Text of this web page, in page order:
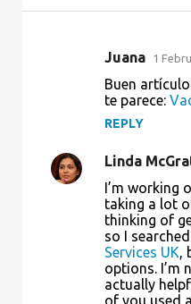
e
Juana 1
Buen
te parece:
REPLY
Linda
I’m working
taking a lot
thinking of
so I
Services UK
options. I’m
actually
of you used